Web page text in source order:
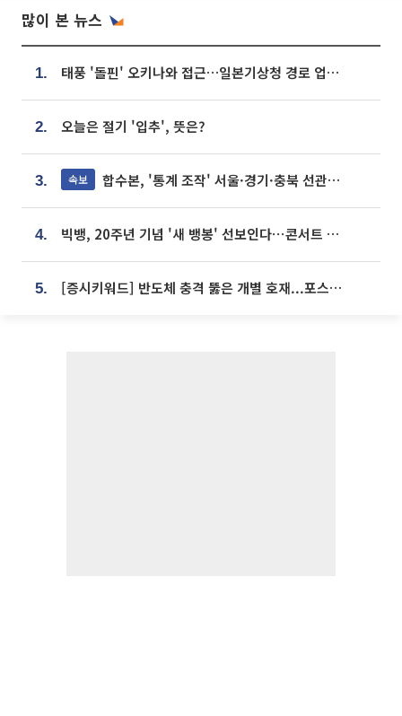
많이 본 뉴스
1. 태풍 '돌핀' 오키나와 접근…일본기상청 경로 업데이트
2. 오늘은 절기 '입추', 뜻은?
3. 속보 합수본, '통계 조작' 서울·경기·충북 선관위 등 추가 압수수색
4. 빅뱅, 20주년 기념 '새 뱅봉' 선보인다⋯콘서트 앞두고 팝업 개최
5. [증시키워드] 반도체 충격 뚫은 개별 호재...포스코퓨처엠·에코프로·한화솔루션 '눈길'